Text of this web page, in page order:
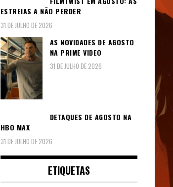
ESTREIAS A NÃO PERDER
31 DE JULHO DE 2026
AS NOVIDADES DE AGOSTO
NA PRIME VIDEO
31 DE JULHO DE 2026
DETAQUES DE AGOSTO NA
HBO MAX
31 DE JULHO DE 2026
ETIQUETAS